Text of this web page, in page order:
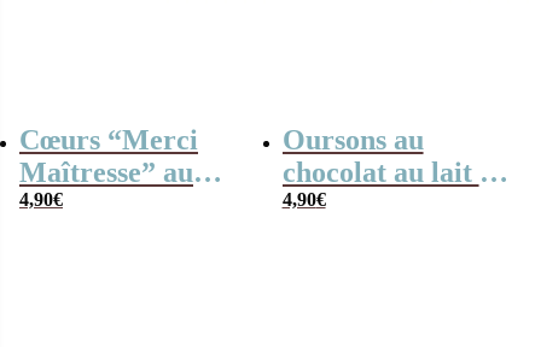
Cœurs “Merci
Maîtresse” au
chocolat au lait et
4,90€
Oursons au
chocolat au lait x3
“Pour une super
4,90€